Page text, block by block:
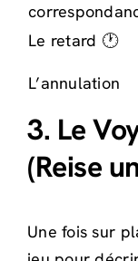
Le retard 🕐
L’annulation
3. Le
(Reise
Une fois sur